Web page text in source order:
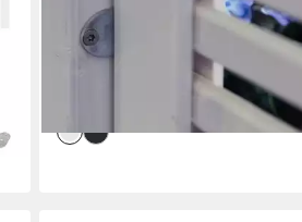
cm, Gesamtlänge: 4,86 bis 23,94 m
ab 946,99 €
(194,85 €/ 1 m)
lieferbar - in 6-7 Werktagen bei dir